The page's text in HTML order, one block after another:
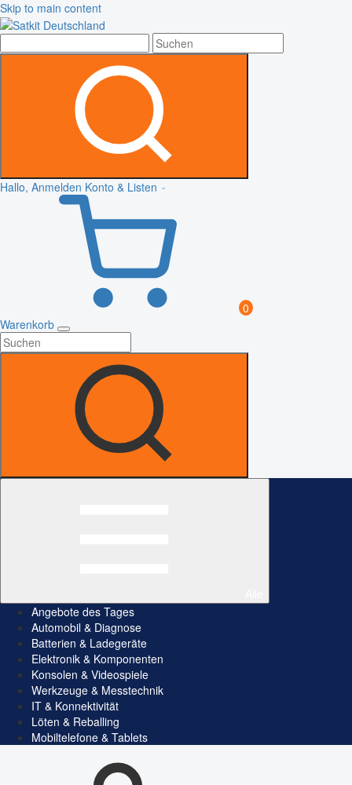
Skip to main content
Hallo, Anmelden Konto & Listen
0
Warenkorb
Angebote des Tages
Automobil & Diagnose
Batterien & Ladegeräte
Elektronik & Komponenten
Konsolen & Videospiele
Werkzeuge & Messtechnik
IT & Konnektivität
Löten & Reballing
Mobiltelefone & Tablets